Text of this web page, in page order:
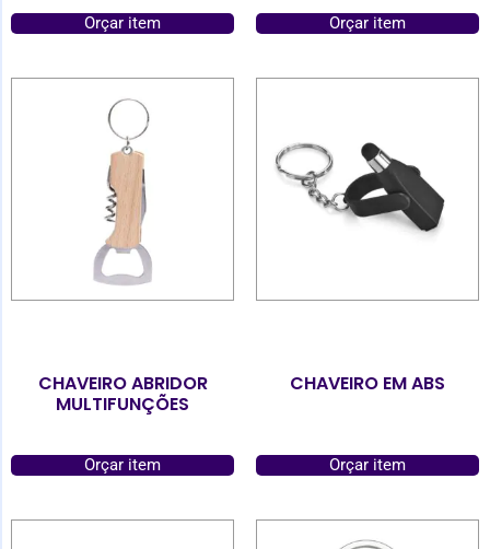
Orçar item Orçar item
CHAVEIRO ABRIDOR
MULTIFUNÇÕES
Orçar item
CHAVEIRO EM ABS
Orçar item